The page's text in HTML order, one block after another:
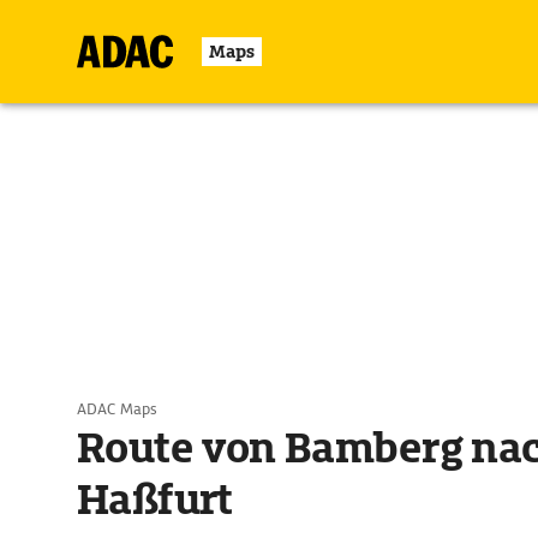
Maps
ADAC Maps
Route von Bamberg
Haßfurt